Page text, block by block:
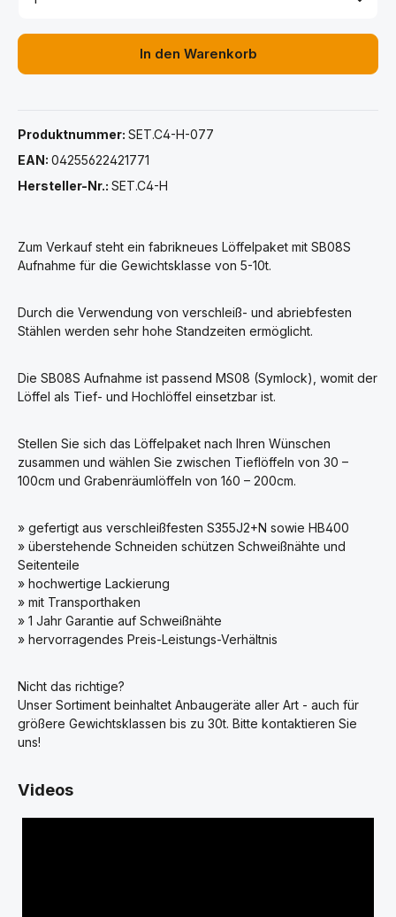
In den Warenkorb
Produktnummer: SET.C4-H-077
EAN: 04255622421771
Hersteller-Nr.: SET.C4-H
Zum Verkauf steht ein fabrikneues Löffelpaket mit SB08S
Aufnahme für die Gewichtsklasse von 5-10t.
Durch die Verwendung von verschleiß- und abriebfesten
Stählen werden sehr hohe Standzeiten ermöglicht.
Die SB08S Aufnahme ist passend MS08 (Symlock), womit der
Löffel als Tief- und Hochlöffel einsetzbar ist.
Stellen Sie sich das Löffelpaket nach Ihren Wünschen
zusammen und wählen Sie zwischen Tieflöffeln von 30 –
100cm und Grabenräumlöffeln von 160 – 200cm.
» gefertigt aus verschleißfesten S355J2+N sowie HB400
» überstehende Schneiden schützen Schweißnähte und
Seitenteile
» hochwertige Lackierung
» mit Transporthaken
» 1 Jahr Garantie auf Schweißnähte
» hervorragendes Preis-Leistungs-Verhältnis
Nicht das richtige?
Unser Sortiment beinhaltet Anbaugeräte aller Art - auch für
größere Gewichtsklassen bis zu 30t. Bitte kontaktieren Sie
uns!
Videos